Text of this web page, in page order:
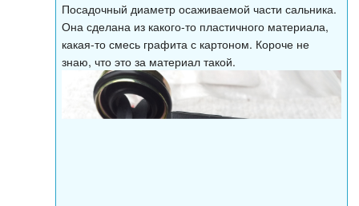
Посадочный диаметр осаживаемой части сальника.
Она сделана из какого-то пластичного материала,
какая-то смесь графита с картоном. Короче не
знаю, что это за материал такой.